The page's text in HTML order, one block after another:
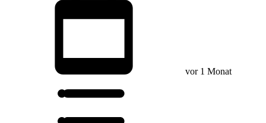
vor 1 Monat